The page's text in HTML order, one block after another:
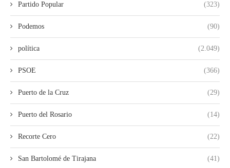
Partido Popular (323)
Podemos (90)
política (2.049)
PSOE (366)
Puerto de la Cruz (29)
Puerto del Rosario (14)
Recorte Cero (22)
San Bartolomé de Tirajana (41)